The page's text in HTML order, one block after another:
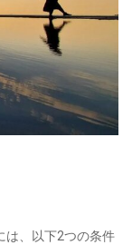
は、以下2つの条件